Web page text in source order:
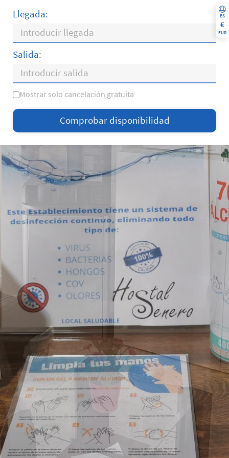
ES
€
EUR
Llegada:
Salida:
L M X J V S D
—= Solo salida ×= Sin disponibilidad
Mostrar solo cancelación gratuita
Comprobar disponibilidad